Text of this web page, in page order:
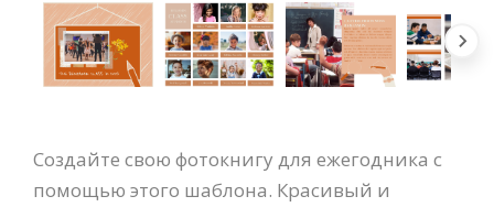
Создайте свою фотокнигу для ежегодника с
помощью этого шаблона. Красивый и